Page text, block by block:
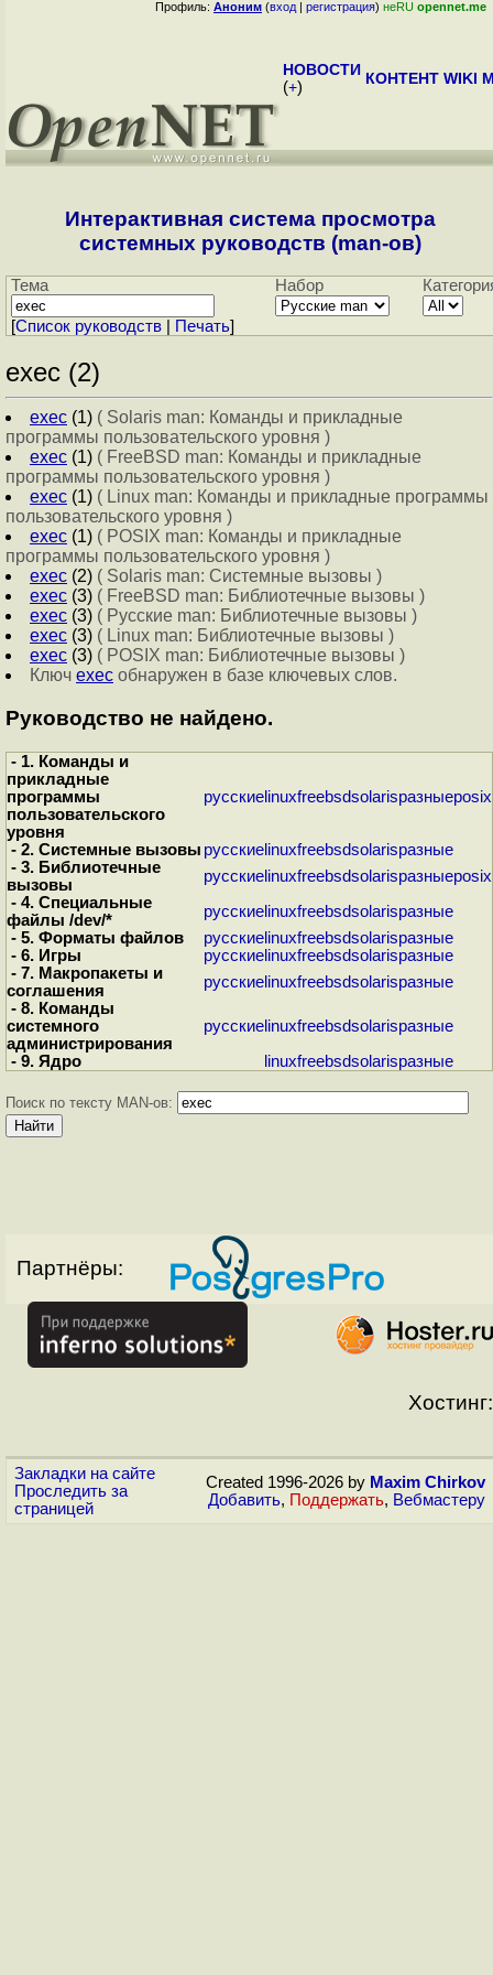
Профиль: Аноним (вход | регистрация) неRU opennet.me
НОВОСТИ
(+) КОНТЕНТ WIKI
Интерактивная система просмотра
системных руководств (man-ов)
Тема Набор
[Cписок руководств Печать]
exec (2)
exec (1) ( Solaris man: Команды и прикладные
программы пользовательского уровня )
exec (1) ( FreeBSD man: Команды и прикладные
программы пользовательского уровня )
exec (1) ( Linux man: Команды и прикладные программы
пользовательского уровня )
exec (1) ( POSIX man: Команды и прикладные
программы пользовательского уровня )
exec (2) ( Solaris man: Системные вызовы )
exec (3) ( FreeBSD man: Библиотечные вызовы )
exec (3) ( Русские man: Библиотечные вызовы )
exec (3) ( Linux man: Библиотечные вызовы )
exec (3) ( POSIX man: Библиотечные вызовы )
Ключ exec обнаружен в базе ключевых слов.
Руководство не найдено.
- 1. Команды и
прикладные
программы
пользовательского
уровня
русскиеlinuxfreebsdsolarisразныеposix
- 2. Системные вызовы русскиеlinuxfreebsdsolarisразные
- 3. Библиотечные
вызовы
русскиеlinuxfreebsdsolarisразныеposix
- 4. Специальные
файлы /dev/*
русскиеlinuxfreebsdsolarisразные
- 5. Форматы файлов
русскиеlinuxfreebsdsolarisразные
- 6. Игры
русскиеlinuxfreebsdsolarisразные
- 7. Макропакеты и
соглашения
русскиеlinuxfreebsdsolarisразные
- 8. Команды
системного
администрирования
русскиеlinuxfreebsdsolarisразные
- 9. Ядро
linuxfreebsdsolarisразные
Поиск по тексту MAN-ов:
Партнёры:
Хостинг:
Закладки на сайте
Проследить за
страницей
Created 1996-2026 by Maxim Chirkov
Добавить, Поддержать, Вебмастеру